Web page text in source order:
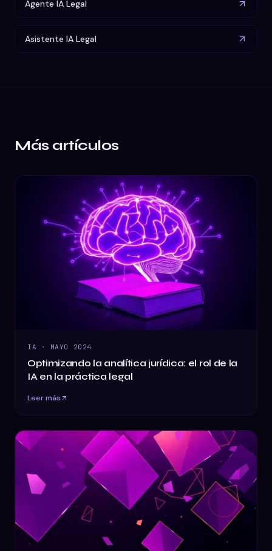
Agente IA Legal
Asistente IA Legal
Más artículos
IA · MAYO 2024
Optimizando la analítica jurídica: el rol de la
IA en la práctica legal
Leer más